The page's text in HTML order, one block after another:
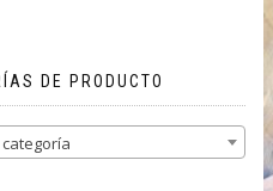
DE PRODUCTO